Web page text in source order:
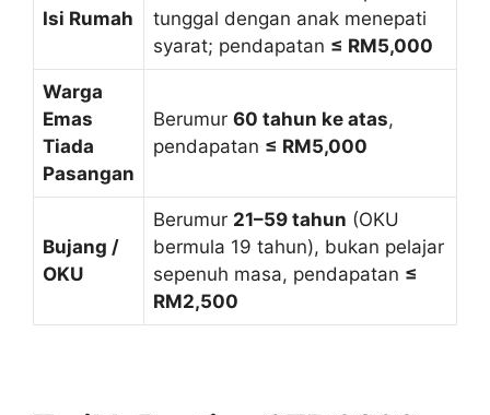
Isi Rumah
tunggal dengan anak menepati
syarat; pendapatan ≤ RM5,000
Warga
Emas
Tiada
Pasangan
Berumur 60 tahun ke atas,
pendapatan ≤ RM5,000
Bujang /
OKU
Berumur 21–59 tahun (OKU
bermula 19 tahun), bukan pelajar
sepenuh masa, pendapatan ≤
RM2,500